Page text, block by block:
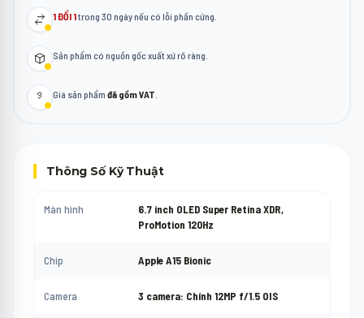
1 ĐỔI 1trong 30 ngày nếu có lỗi phần cứng.
Sản phẩm có nguồn gốc xuất xứ rõ ràng.
Giá sản phẩm đã gồm VAT
Thông Số Kỹ Thuật
Màn hình
6.7 inch OLED Super Retina XDR,
ProMotion 120Hz
Chip Apple A15 Bionic
Camera 3 camera: Chính 12MP f/1.5 OIS